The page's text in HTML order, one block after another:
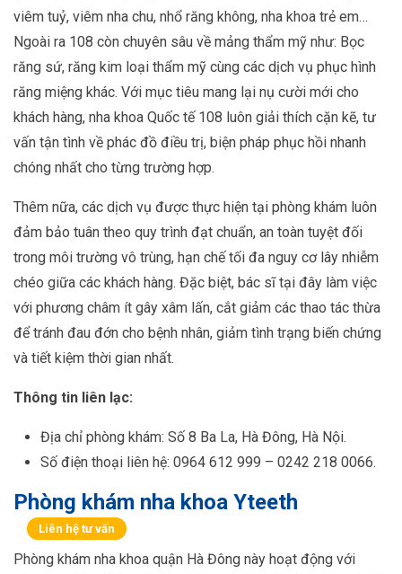
viêm tuỷ, viêm nha chu, nhổ răng không, nha khoa trẻ em…
Ngoài ra 108 còn chuyên sâu về mảng thẩm mỹ như: Bọc
răng sứ, răng kim loại thẩm mỹ cùng các dịch vụ phục hình
răng miệng khác. Với mục tiêu mang lại nụ cười mới cho
khách hàng, nha khoa Quốc tế 108 luôn giải thích cặn kẽ, tư
vấn tận tình về phác đồ điều trị, biện pháp phục hồi nhanh
chóng nhất cho từng trường hợp.
Thêm nữa, các dịch vụ được thực hiện tại phòng khám luôn
đảm bảo tuân theo quy trình đạt chuẩn, an toàn tuyệt đối
trong môi trường vô trùng, hạn chế tối đa nguy cơ lây nhiễm
chéo giữa các khách hàng. Đặc biệt, bác sĩ tại đây làm việc
với phương châm ít gây xâm lấn, cắt giảm các thao tác thừa
để tránh đau đớn cho bệnh nhân, giảm tình trạng biến chứng
và tiết kiệm thời gian nhất.
Thông tin liên lạc:
Địa chỉ phòng khám: Số 8 Ba La, Hà Đông, Hà Nội.
Số điện thoại liên hệ: 0964 612 999 – 0242 218 0066.
Phòng khám nha khoa Yteeth
Liên hệ tư vấn
Phòng khám nha khoa quận Hà Đông này hoạt động với